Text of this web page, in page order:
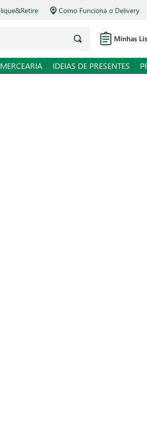
Como Funciona o Delivery Atendimento
Minhas
MERCEARIA IDEIAS DE PRESENTES